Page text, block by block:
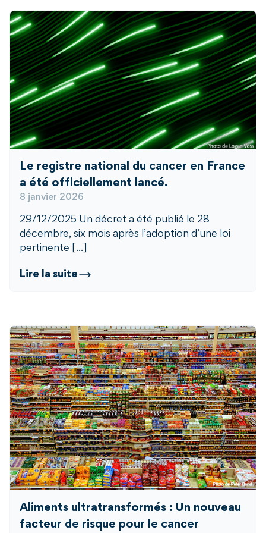
Le registre national du cancer en France
a été officiellement lancé.
8 janvier 2026
29/12/2025 Un décret a été publié le 28
décembre, six mois après l’adoption d’une loi
pertinente [...]
Lire la suite
Aliments ultratransformés : Un nouveau
facteur de risque pour le cancer